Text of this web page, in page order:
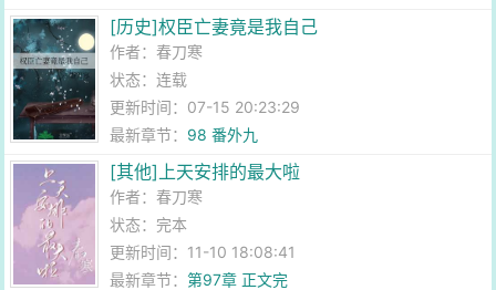
[历史]权臣亡妻竟是我自己
作者： 春刀寒
状态：连载
更新时间：07-15 20:23:29
最新章节： 98 番外九
[其他]上天安排的最大啦
作者： 春刀寒
状态：完本
更新时间：11-10 18:08:41
最新章节：第97章 正文完